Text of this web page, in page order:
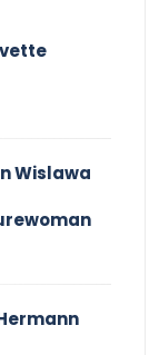
Wislawa